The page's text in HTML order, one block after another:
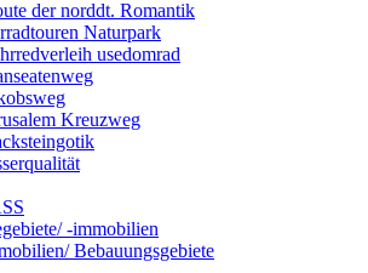
der norddt. Romantik
Naturpark
usedomrad
Kreuzweg
-immobilien
Bebauungsgebiete